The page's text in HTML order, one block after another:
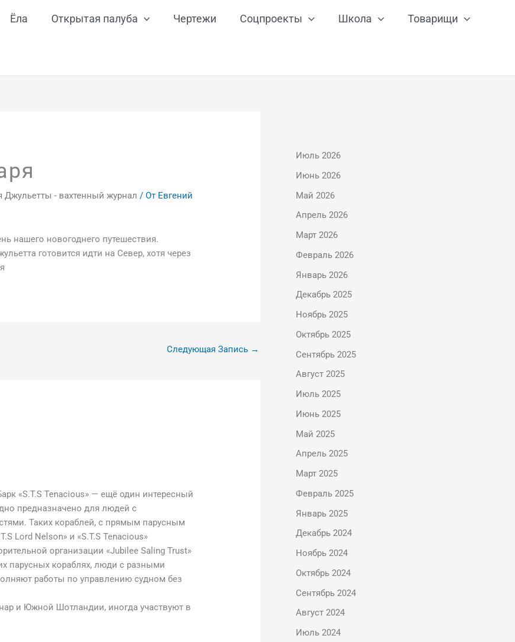
Ёла Открытая палуба Чертежи Соцпроекты Школа Товарищи
Джульетты - вахтенный журнал / От Евгений
нашего новогоднего путешествия.
готовится идти на Север, хотя через
Следующая Запись →
«S.T.S Tenacious» — ещё один интересный
предназначено для людей с
Таких кораблей, с прямым парусным
Lord Nelson» и «S.T.S Tenacious»
организации «Jubilee Saling Trust»
парусных кораблях, люди с разными
работы по управлению судном без
и Южной Шотландии, иногда участвуют в
Июль 2026
Июнь 2026
Май 2026
Апрель 2026
Март 2026
Февраль 2026
Январь 2026
Декабрь 2025
Ноябрь 2025
Октябрь 2025
Сентябрь 2025
Август 2025
Июль 2025
Июнь 2025
Май 2025
Апрель 2025
Март 2025
Февраль 2025
Январь 2025
Декабрь 2024
Ноябрь 2024
Октябрь 2024
Сентябрь 2024
Август 2024
Июль 2024